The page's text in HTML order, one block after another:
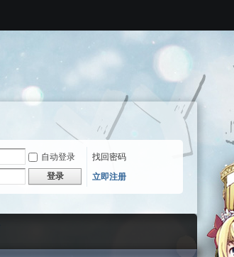
自动登录
找回密码
登录 立即注册